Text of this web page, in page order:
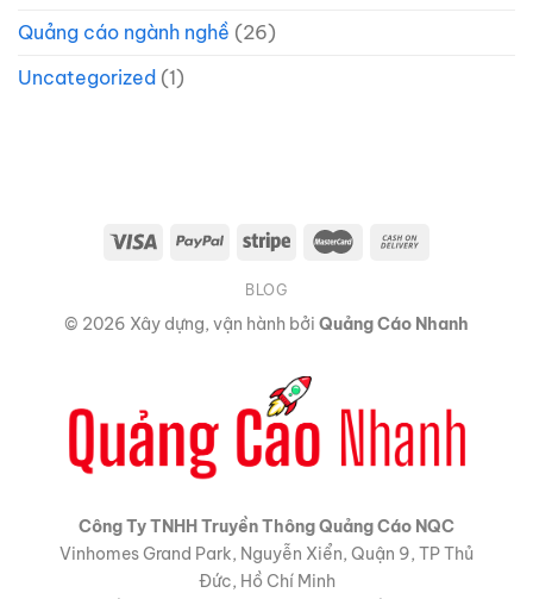
Quảng cáo ngành nghề (26)
Uncategorized (1)
BLOG
© 2026 Xây dựng, vận hành bởi Quảng Cáo Nhanh
Công Ty TNHH Truyền Thông Quảng Cáo NQC
Vinhomes Grand Park, Nguyễn Xiển, Quận 9, TP Thủ
Đức, Hồ Chí Minh